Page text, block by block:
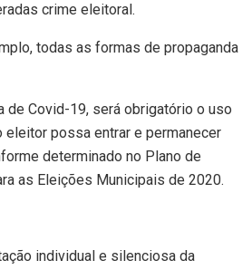
crime eleitoral.
todas as formas de propaganda
de Covid-19, será obrigatório o uso
eleitor possa entrar e permanecer
determinado no Plano de
as Eleições Municipais de 2020.
individual e silenciosa da